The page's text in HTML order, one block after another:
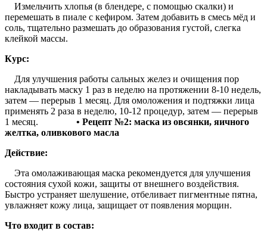
Измельчить хлопья (в блендере, с помощью скалки) и
перемешать в пиале с кефиром. Затем добавить в смесь мёд и
соль, тщательно размешать до образования густой, слегка
клейкой массы.
Курс:
Для улучшения работы сальных желез и очищения пор
накладывать маску 1 раз в неделю на протяжении 8-10 недель,
затем — перерыв 1 месяц. Для омоложения и подтяжки лица
применять 2 раза в неделю, 10-12 процедур, затем — перерыв
1 месяц. • Рецепт №2: маска из овсянки, яичного
желтка, оливкового масла
Действие:
Эта омолаживающая маска рекомендуется для улучшения
состояния сухой кожи, защиты от внешнего воздействия.
Быстро устраняет шелушение, отбеливает пигментные пятна,
увлажняет кожу лица, защищает от появления морщин.
Что входит в состав: